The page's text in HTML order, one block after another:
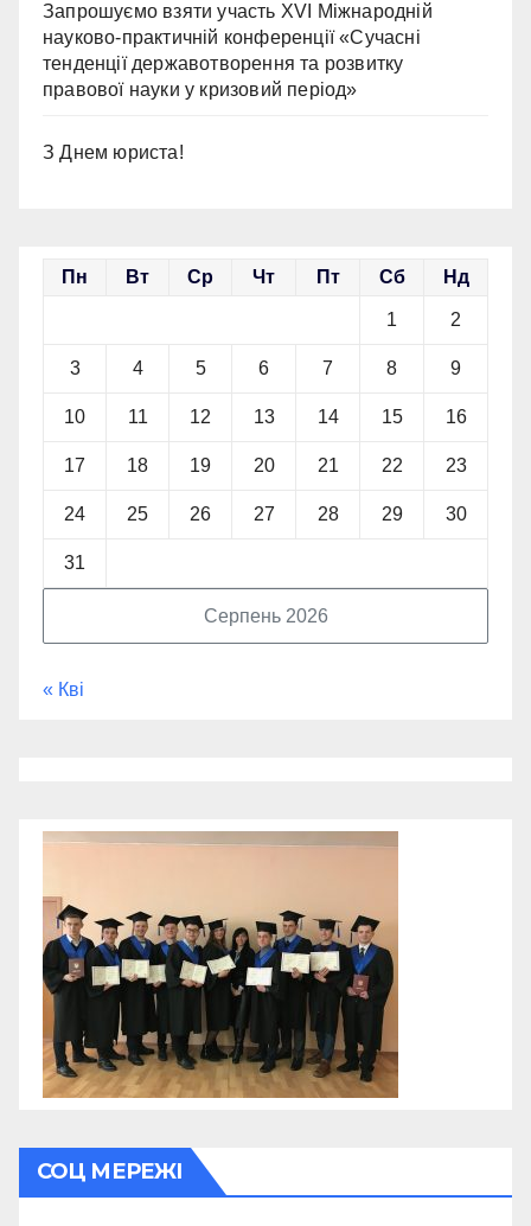
Запрошуємо взяти участь ХVІ Міжнародній
науково-практичній конференції «Сучасні
тенденції державотворення та розвитку
правової науки у кризовий період»
З Днем юриста!
Серпень 2026
Пн Вт Ср Чт Пт Сб Нд
1 2
3 4 5 6 7 8 9
10 11 12 13 14 15 16
17 18 19 20 21 22 23
24 25 26 27 28 29 30
31
« Кві
СОЦ МЕРЕЖІ